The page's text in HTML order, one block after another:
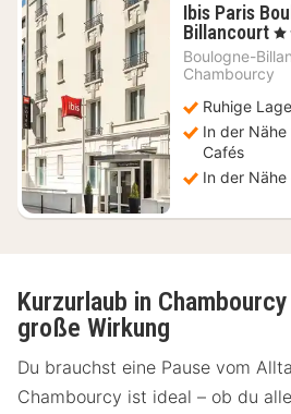
Ibis Paris
Billancourt1
ab
€
, 3
Boulogne-
Chambourcy
Ruhige
In der
Cafés
In der
Kurzurlaub in
große Wirkung
Du brauchst eine Pause vom
Chambourcy ist ideal – ob du